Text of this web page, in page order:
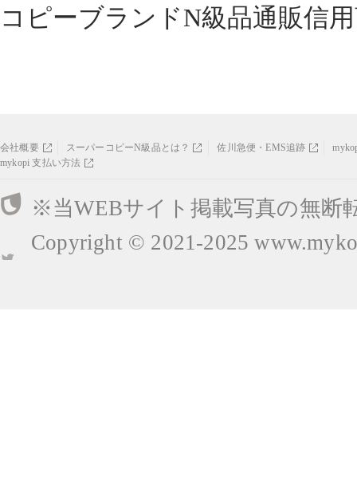
コピーブランドN級品通販信
会社概要 スーパーコピーN級品とは？ 佐川急便・EMS追跡
mykopi 支払い方法
※当WEBサイト掲載写真の無断
Copyright © 2021-2025